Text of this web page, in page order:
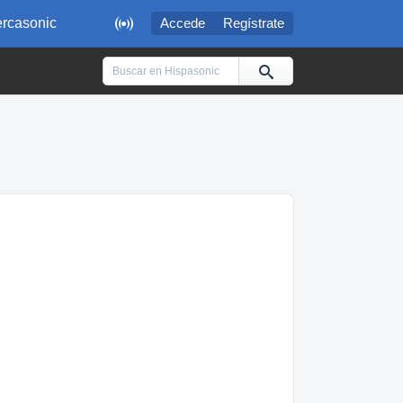
 Accede Regístrate